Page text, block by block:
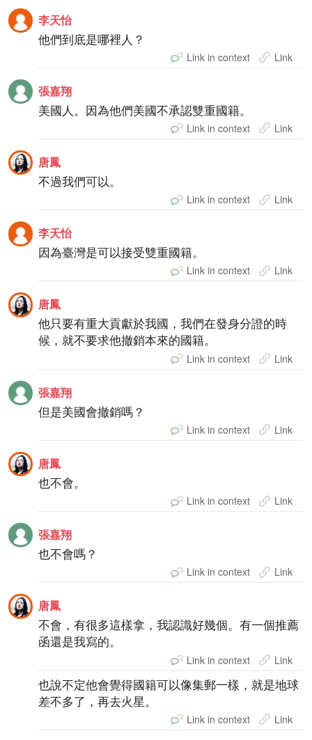
李天怡
他們到底是哪裡人？
Link in context Link
張嘉翔
美國人。因為他們美國不承認雙重國籍。
Link in context Link
唐鳳
不過我們可以。
Link in context Link
李天怡
因為臺灣是可以接受雙重國籍。
Link in context Link
唐鳳
他只要有重大貢獻於我國，我們在發身分證的時
候，就不要求他撤銷本來的國籍。
Link in context Link
張嘉翔
但是美國會撤銷嗎？
Link in context Link
唐鳳
也不會。
Link in context Link
張嘉翔
也不會嗎？
Link in context Link
唐鳳
不會，有很多這樣拿，我認識好幾個。有一個推薦
函還是我寫的。
Link in context Link
也說不定他會覺得國籍可以像集郵一樣，就是地球
差不多了，再去火星。
Link in context Link